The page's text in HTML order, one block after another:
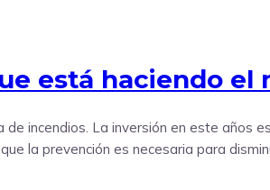
está haciendo el
incendios. La inversión en este años
la prevención es necesaria para